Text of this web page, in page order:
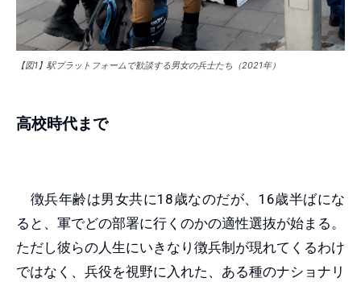
【図1】駅プラットフォームで歓談する男女の兵士たち（2021年）
高校時代まで
徴兵年齢は男女共に18歳なのだが、16歳半ばにな
ると、軍でどの部署に行くのかの適性選抜が始まる。
ただし彼らの人生にいきなり徴兵制が現れてくるわけ
ではなく、兵役を視野に入れた、ある種のナショナリ